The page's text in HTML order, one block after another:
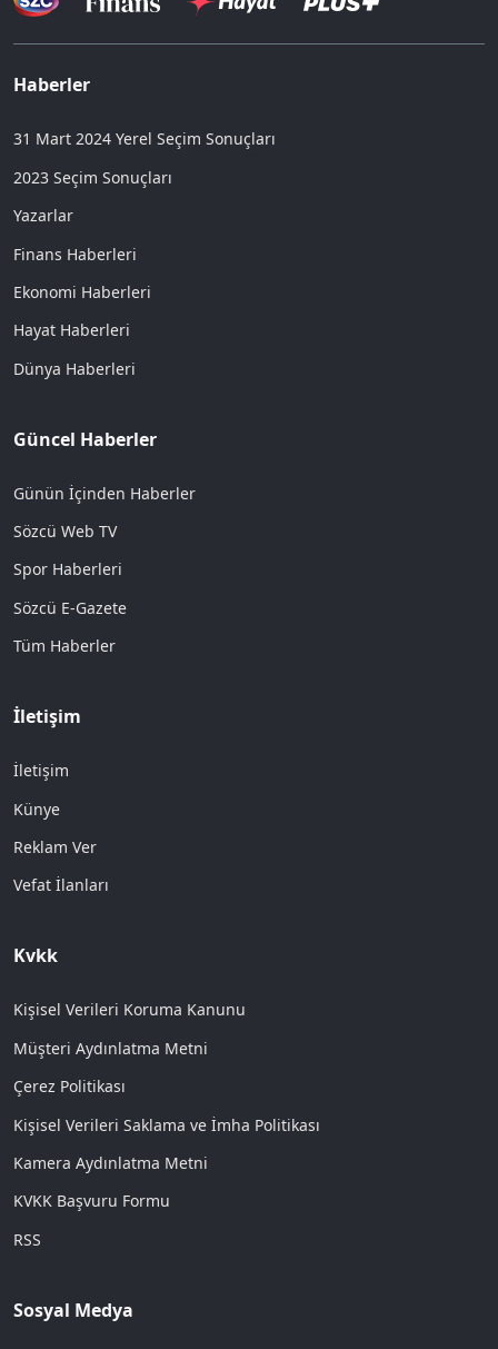
Haberler
31 Mart 2024 Yerel Seçim Sonuçları
2023 Seçim Sonuçları
Yazarlar
Finans Haberleri
Ekonomi Haberleri
Hayat Haberleri
Dünya Haberleri
Güncel Haberler
Günün İçinden Haberler
Sözcü Web TV
Spor Haberleri
Sözcü E-Gazete
Tüm Haberler
İletişim
İletişim
Künye
Reklam Ver
Vefat İlanları
Kvkk
Kişisel Verileri Koruma Kanunu
Müşteri Aydınlatma Metni
Çerez Politikası
Kişisel Verileri Saklama ve İmha Politikası
Kamera Aydınlatma Metni
KVKK Başvuru Formu
RSS
Sosyal Medya